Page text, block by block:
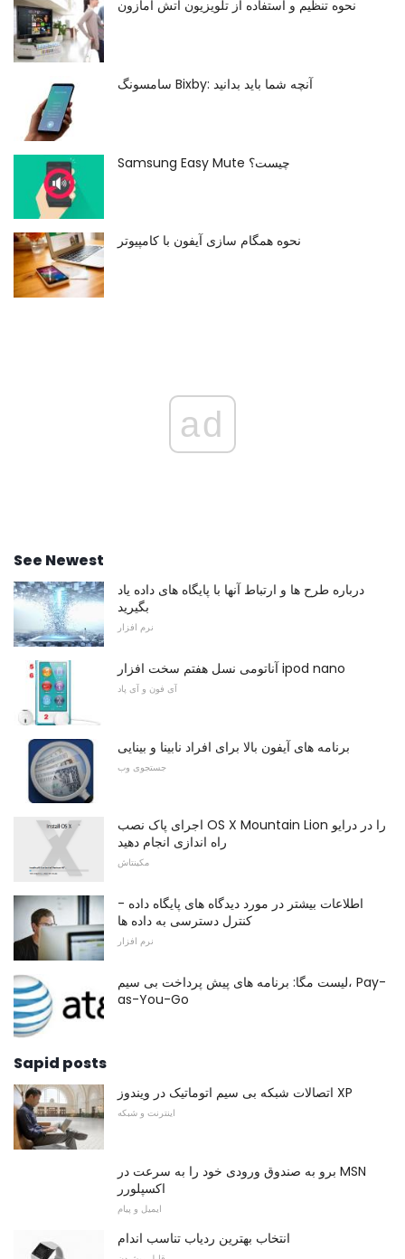
نحوه تنظیم و استفاده از تلویزیون آتش آمازون
سامسونگ Bixby: آنچه شما باید بدانید
Samsung Easy Mute چیست؟
نحوه همگام سازی آیفون با کامپیوتر
ad
See Newest
درباره طرح ها و ارتباط آنها با پایگاه های داده یاد
بگیرید
نرم افزار
آناتومی نسل هفتم سخت افزار ipod nano
آی فون و آی پاد
برنامه های آیفون بالا برای افراد نابینا و بینایی
جستجوی وب
اجرای پاک نصب OS X Mountain Lion را در درایو
راه اندازی انجام دهید
مکینتاش
اطلاعات بیشتر در مورد دیدگاه های پایگاه داده -
کنترل دسترسی به داده ها
نرم افزار
لیست مگا: برنامه های پیش پرداخت بی سیم، Pay-
as-You-Go
Sapid posts
اتصالات شبکه بی سیم اتوماتیک در ویندوز XP
اینترنت و شبکه
برو به صندوق ورودی خود را به سرعت در MSN
اکسپلورر
ایمیل و پیام
انتخاب بهترین ردیاب تناسب اندام